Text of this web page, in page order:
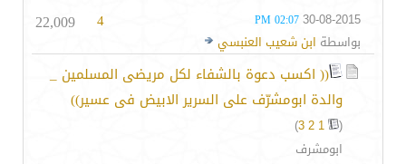
30-08-2015
02:07 PM
بواسطة ابن شعيب العنبسي
4
22,009
(( اكسب دعوة بالشفاء لكل مريضى المسلمين _
والدة ابومشرّف على السرير الابيض فى عسير))
(
1
2
3
)
ابومشرف